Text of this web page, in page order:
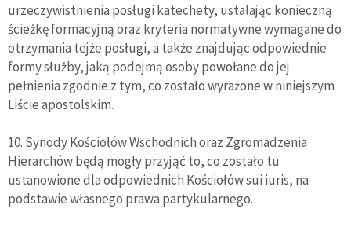
urzeczywistnienia posługi katechety, ustalając konieczną
ścieżkę formacyjną oraz kryteria normatywne wymagane do
otrzymania tejże posługi, a także znajdując odpowiednie
formy służby, jaką podejmą osoby powołane do jej
pełnienia zgodnie z tym, co zostało wyrażone w niniejszym
Liście apostolskim.
10. Synody Kościołów Wschodnich oraz Zgromadzenia
Hierarchów będą mogły przyjąć to, co zostało tu
ustanowione dla odpowiednich Kościołów sui iuris, na
podstawie własnego prawa partykularnego.